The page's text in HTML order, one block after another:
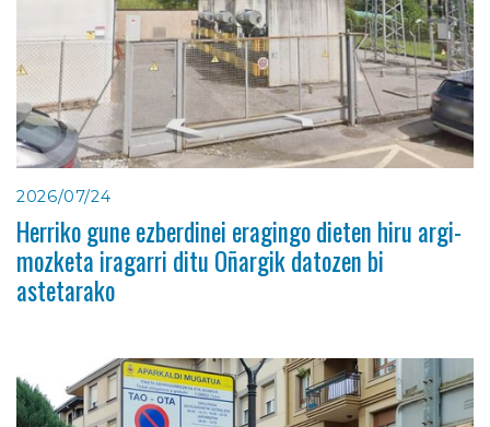
2026/07/24
Herriko gune ezberdinei eragingo dieten hiru argi-
mozketa iragarri ditu Oñargik datozen bi
astetarako